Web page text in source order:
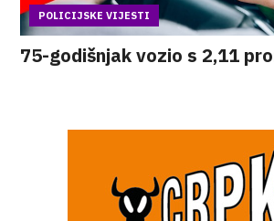
POLICIJSKE VIJESTI
75-godišnjak vozio s 2,11